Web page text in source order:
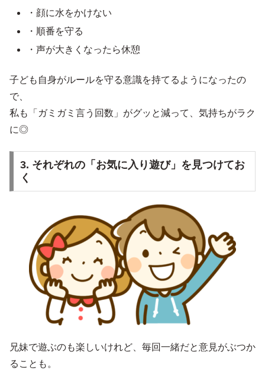
・顔に水をかけない
・順番を守る
・声が大きくなったら休憩
子ども自身がルールを守る意識を持てるようになったの
で、
私も「ガミガミ言う回数」がグッと減って、気持ちがラク
に◎
3. それぞれの「お気に入り遊び」を見つけてお
く
兄妹で遊ぶのも楽しいけれど、毎回一緒だと意見がぶつか
ることも。